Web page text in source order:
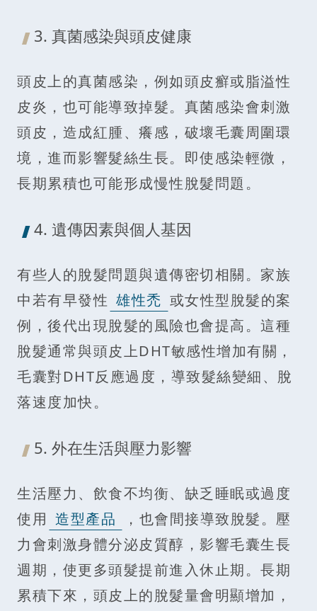
3. 真菌感染與頭皮健康
頭皮上的真菌感染，例如頭皮癬或脂溢性
皮炎，也可能導致掉髮。真菌感染會刺激
頭皮，造成紅腫、癢感，破壞毛囊周圍環
境，進而影響髮絲生長。即使感染輕微，
長期累積也可能形成慢性脫髮問題。
4. 遺傳因素與個人基因
有些人的脫髮問題與遺傳密切相關。家族
中若有早發性 雄性禿 或女性型脫髮的案
例，後代出現脫髮的風險也會提高。這種
脫髮通常與頭皮上DHT敏感性增加有關，
毛囊對DHT反應過度，導致髮絲變細、脫
落速度加快。
5. 外在生活與壓力影響
生活壓力、飲食不均衡、缺乏睡眠或過度
使用 造型產品
，也會間接導致脫髮。壓
力會刺激身體分泌皮質醇，影響毛囊生長
週期，使更多頭髮提前進入休止期。長期
累積下來，頭皮上的脫髮量會明顯增加，